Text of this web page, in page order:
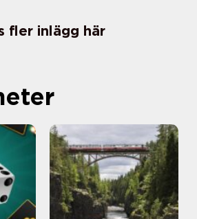
fler inlägg här